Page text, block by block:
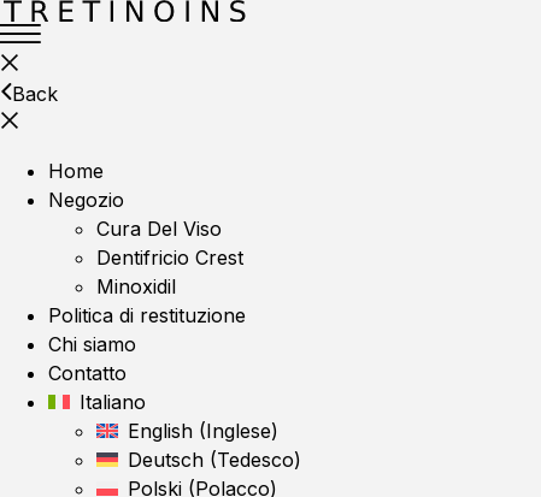
Back
Home
Negozio
Cura Del Viso
Dentifricio Crest
Minoxidil
Politica di restituzione
Chi siamo
Contatto
Italiano
English (Inglese)
Deutsch (Tedesco)
Polski (Polacco)